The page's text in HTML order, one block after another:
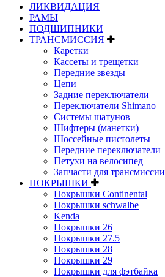
ЛИКВИДАЦИЯ
РАМЫ
ПОДШИПНИКИ
ТРАНСМИССИЯ
Каретки
Кассеты и трещетки
Передние звезды
Цепи
Задние переключатели
Переключатели Shimano
Системы шатунов
Шифтеры (манетки)
Шоссейные пистолеты
Передние переключатели
Петухи на велосипед
Запчасти для трансмиссии
ПОКРЫШКИ
Покрышки Continental
Покрышки schwalbe
Kenda
Покрышки 26
Покрышки 27.5
Покрышки 28
Покрышки 29
Покрышки для фэтбайка